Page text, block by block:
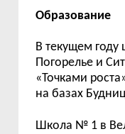
Образование
Втекущем году
Погорелье и
«Точками
на базах
Школа № 1 в